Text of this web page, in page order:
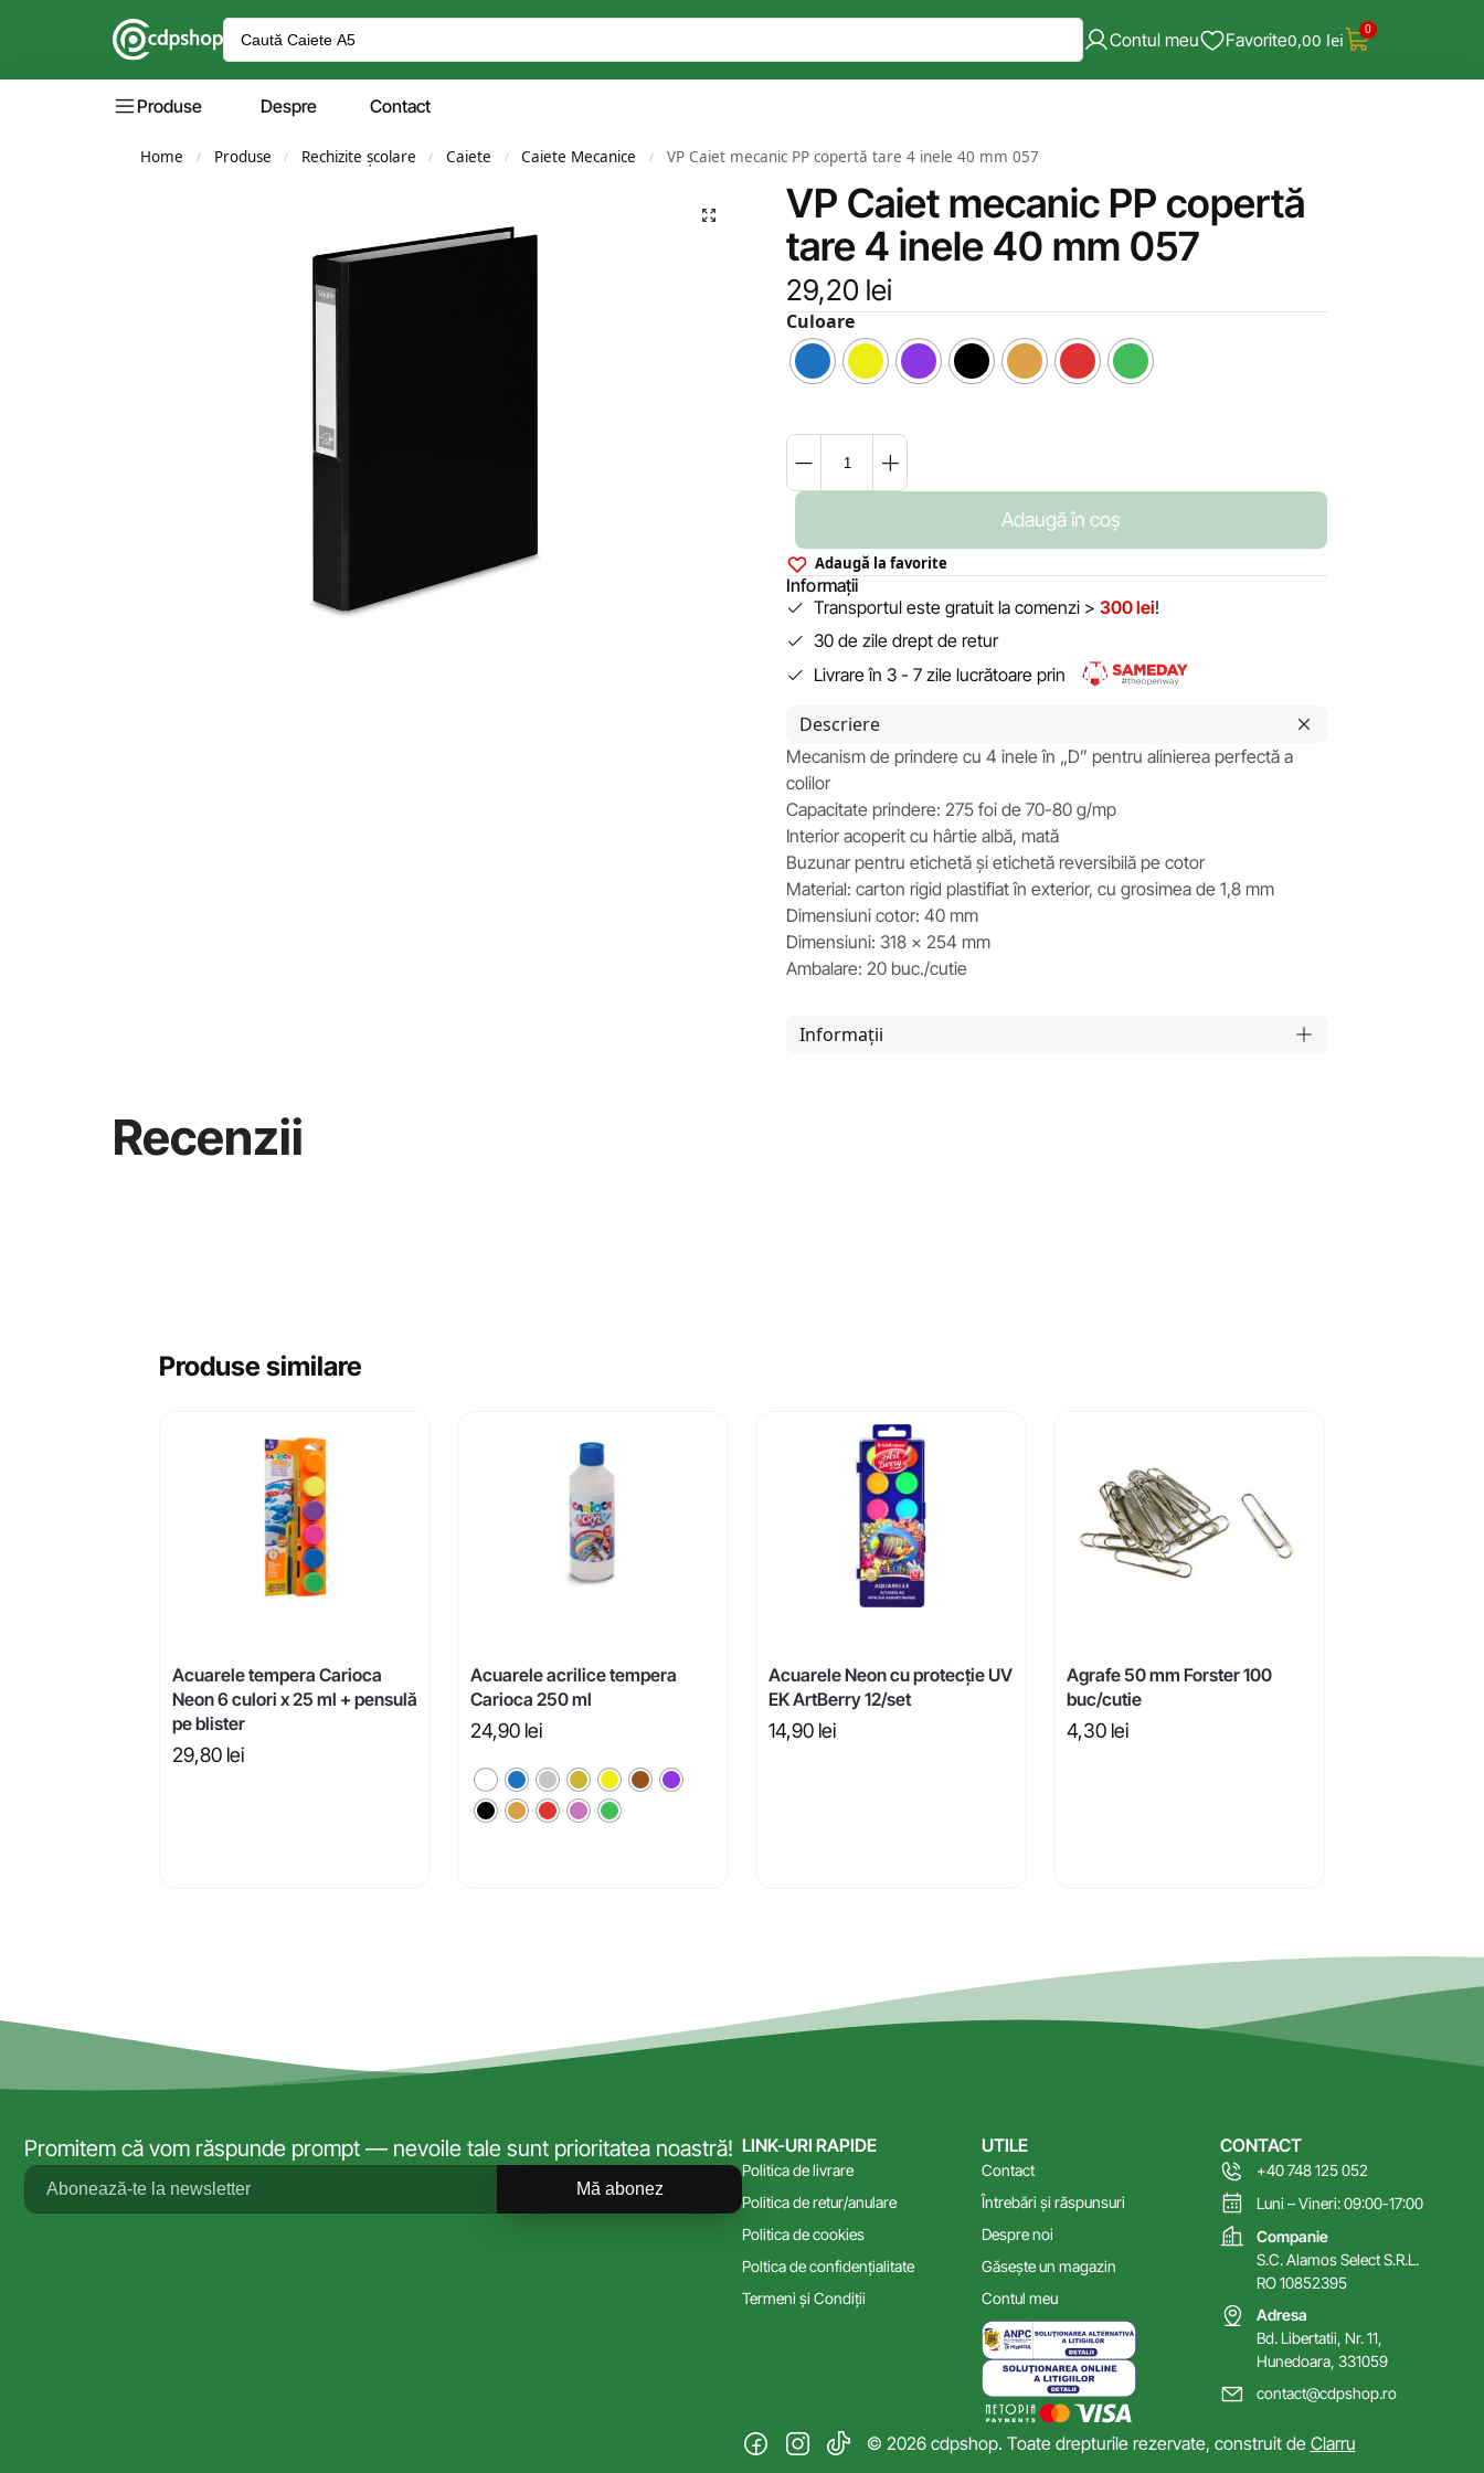
Contul meu Favorite0,00 lei 0
Produse Despre Contact
Home / Produse / Rechizite școlare / Caiete / Caiete Mecanice / VP Caiet mecanic PP copertă tare 4 inele 40 mm 057
VP Caiet mecanic PP copertă
tare 4 inele 40 mm 057
29,20 lei
Culoare
Adaugă în coș
Adaugă la favorite
Informații
Transportul este gratuit la comenzi > 300 lei!
30 de zile drept de retur
Livrare în 3 - 7 zile lucrătoare prin
Descriere
Mecanism de prindere cu 4 inele în „D” pentru alinierea perfectă a
colilor
Capacitate prindere: 275 foi de 70-80 g/mp
Interior acoperit cu hârtie albă, mată
Buzunar pentru etichetă și etichetă reversibilă pe cotor
Material: carton rigid plastifiat în exterior, cu grosimea de 1,8 mm
Dimensiuni cotor: 40 mm
Dimensiuni: 318 x 254 mm
Ambalare: 20 buc./cutie
Informații
Recenzii
Produse similare
Acuarele tempera Carioca
Neon 6 culori x 25 ml + pensulă
pe blister
29,80 lei
Acuarele acrilice tempera
Carioca 250 ml
24,90 lei
Acuarele Neon cu protecție UV
EK ArtBerry 12/set
14,90 lei
Agrafe 50 mm Forster 100
buc/cutie
4,30 lei
Promitem că vom răspunde prompt — nevoile tale sunt prioritatea noastră!
Mă abonez
LINK-URI RAPIDE
Politica de livrare
Politica de retur/anulare
Politica de cookies
Poltica de confidențialitate
Termeni și Condiții
UTILE
Contact
Întrebări și răspunsuri
Despre noi
Găsește un magazin
Contul meu
CONTACT
+40 748 125 052
Luni – Vineri: 09:00-17:00
Companie
S.C. Alamos Select S.R.L.
RO 10852395
Adresa
Bd. Libertatii, Nr. 11,
Hunedoara, 331059
contact@cdpshop.ro
© 2026 cdpshop. Toate drepturile rezervate, construit de Clarru